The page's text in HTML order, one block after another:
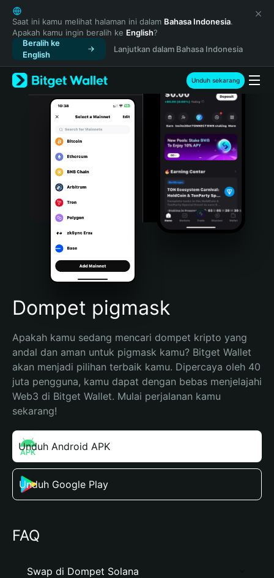
English
日本語
Tiếng Việt
Русский
Español (Latinoamérica)
Türkçe
Italiano
Português (Portugal)
Bahasa Indonesia
Português (Brasil)
Español (Argentina)
Saat ini kamu melihat halaman ini dalam Bahasa Indonesia.
Apakah kamu ingin beralih ke English?
Beralih ke
English
Lanjutkan dalam Bahasa Indonesia
Unduh sekarang
Dompet pigmask
Apakah kamu sedang mencari dompet kripto yang
andal dan aman untuk pigmask kamu? Bitget Wallet
akan menjadi pilihan terbaik kamu. Dipercaya oleh 40
juta pengguna, kamu dapat dengan bebas menjelajahi
Web3 di Bitget Wallet. Mulai perjalanan kamu
sekarang!
Unduh Android APK
Unduh Google Play
FAQ
Swap di Dompet Solana